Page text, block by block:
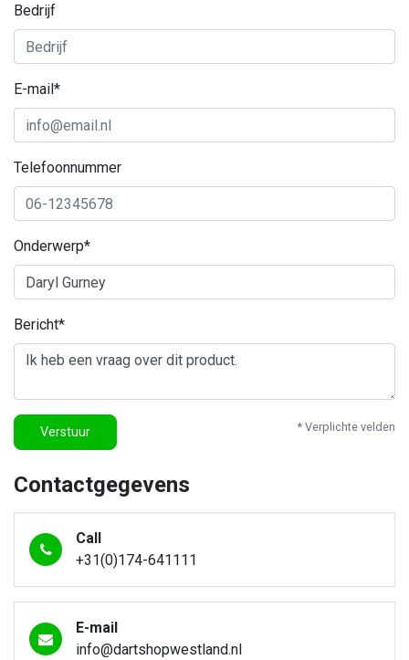
Bedrijf
E-mail*
Telefoonnummer
Onderwerp*
Bericht*
Verstuur * Verplichte velden
Contactgegevens
Call
+31(0)174-641111
E-mail
info@dartshopwestland.nl